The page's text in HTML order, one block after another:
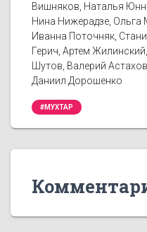
Вишняков, Наталья
Нина Нижерадзе, Ольга
Иванна Поточняк,
Герич, Артем
Шутов, Валерий
Даниил Дорошенко
#МУХТАР